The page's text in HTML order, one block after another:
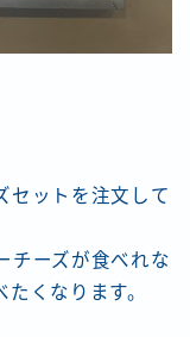
セットを注文して
チーズが食べれな
くなります。